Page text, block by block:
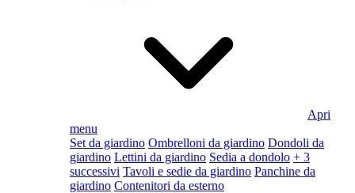
Apri
menu
Set da giardino Ombrelloni da giardino Dondoli da
giardino Lettini da giardino Sedia a dondolo + 3
successivi Tavoli e sedie da giardino Panchine da
giardino Contenitori da esterno